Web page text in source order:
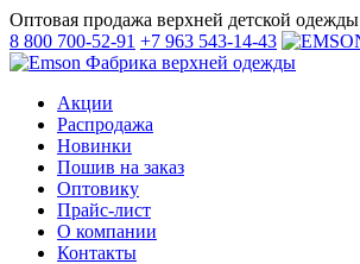
Оптовая продажа верхней детской одежды
8 800 700-52-91 +7 963 543-14-43
Фабрика верхней одежды
Акции
Распродажа
Новинки
Пошив на заказ
Оптовику
Прайс-лист
О компании
Контакты